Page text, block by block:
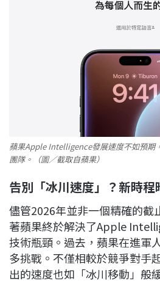
蘋果Apple Intelligence發展速度不如預期
團隊。（圖／截取自蘋果）
告別「冰川速度」？新時
儘管2026年並非一個精確的截
著蘋果終於解決了Apple
技術瓶頸。過去，蘋果在進軍
多挑戰。不僅相較於競爭對手
出的速度也如「冰川移動」般